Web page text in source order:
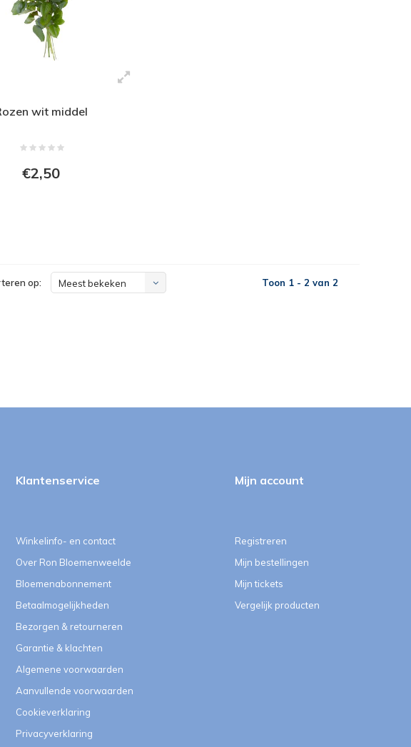
wit middel
€2,50
op: Meest bekeken Toon 1 - 2 van 2
Klantenservice
Winkelinfo- en contact
Over Ron Bloemenweelde
Bloemenabonnement
Betaalmogelijkheden
Bezorgen & retourneren
Garantie & klachten
Algemene voorwaarden
Aanvullende voorwaarden
Cookieverklaring
Privacyverklaring
Mijn account
Registreren
Mijn bestellingen
Mijn tickets
Vergelijk producten